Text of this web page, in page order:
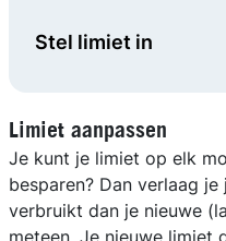
Stel limiet in
Limiet aanpassen
Je kunt je limiet op elk
besparen? Dan verlaag
verbruikt dan je nieuwe
meteen. Je nieuwe limiet